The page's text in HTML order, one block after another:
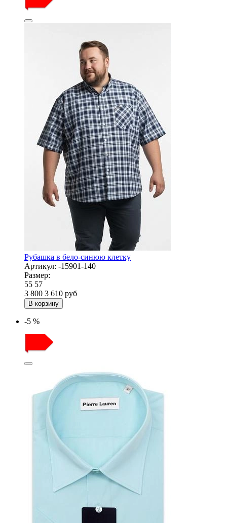
Рубашка в бело-синюю клетку
Артикул: -15901-140
Размер:
55 57
3 800 3 610 руб
В корзину
-5 %